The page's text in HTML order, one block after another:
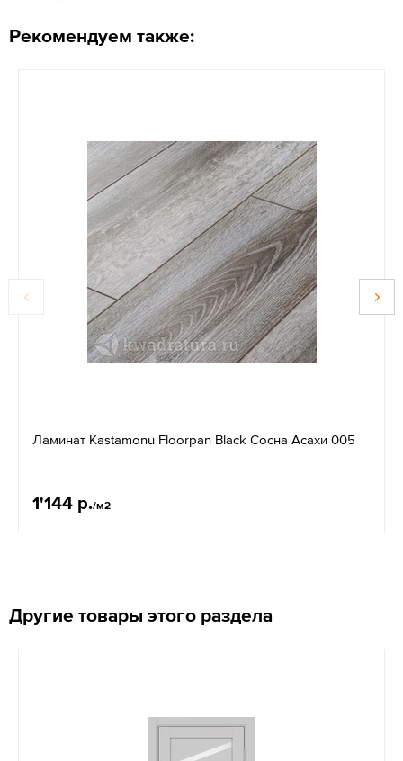
Рекомендуем также:
Ламинат Kastamonu Floorpan Black Сосна Асахи 005
1'144 р./м2
Другие товары этого раздела